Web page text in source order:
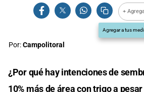
+
Agregar a tus
Por:Campolitoral
¿Por qué hay intenciones de
10% más de área con trigo a